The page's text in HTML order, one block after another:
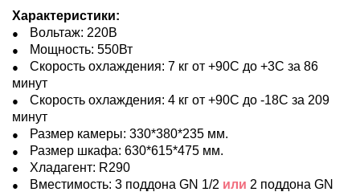
Характеристики:
Вольтаж: 220В
Мощность: 550Вт
Скорость охлаждения: 7 кг от +90С до +3С за 86
минут
Скорость охлаждения: 4 кг от +90С до -18С за 209
минут
Размер камеры: 330*380*235 мм.
Размер шкафа: 630*615*475 мм.
Хладагент: R290
Вместимость: 3 поддона GN 1/2 или 2 поддона GN